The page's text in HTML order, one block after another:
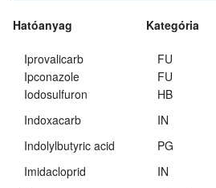
Hatóanyag Kategória
Iprovalicarb
FU
Ipconazole
FU
Iodosulfuron
HB
Indoxacarb
IN
Indolylbutyric acid
PG
Imidacloprid
IN